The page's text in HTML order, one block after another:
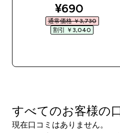
discounted
¥690‎
通常価格 ￥3,730‎
割引 ￥3,040‎
すべてのお客様の
現在口コミはありません。